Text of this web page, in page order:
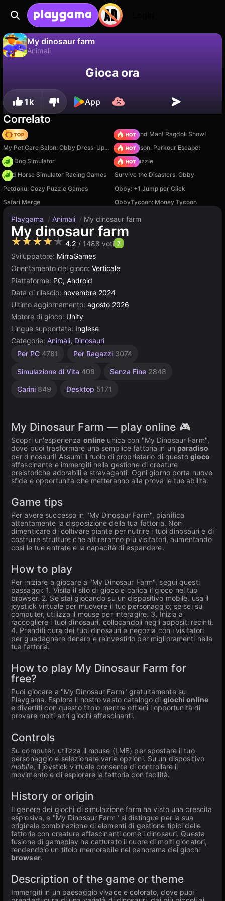
My dinosaur farm
Animali
Salva i progressi!Gioca ora
1k App
Correlato
Hedgies
Playground Man! Ragdoll Show!
My Pet Care Salon: Obby Dress-Up 3D
Barry Prison: Parkour Escape!
Pet Dog Simulator
Arrow Puzzle
Wild Horse Simulator Racing Games
Survive the Disasters: Obby
Petdoku: Cozy Puzzle Games
Obby: +1 Jump per Click
Safari Merge
ObbyTycoon: Money Tycoon
Playgama / Animali / My dinosaur farm
My dinosaur farm
★★★★★ 4.2 / 1488 voti 7
Sviluppatore: MirraGames
Orientamento del gioco: Verticale
Piattaforme: PC, Android
Data di rilascio: novembre 2024
Ultimo aggiornamento: agosto 2026
Motore di gioco: Unity
Lingue supportate: Inglese
Categorie: Animali, Dinosauri
Per PC 4781 Per Ragazzi 3074
Simulazione di Vita 408 Senza Fine 2848
Carini 849 Desktop 5171
Per 1
4146
Costruzione
Gestione
Risorse
Alta
3569
Browser
Unity
3174
My Dinosaur Farm — play online 🎮
Scopri un'esperienza online unica con "My Dinosaur Farm",
dove puoi trasformare una semplice fattoria in un paradiso
per dinosauri! Assumi il ruolo di proprietario di questo gioco
affascinante e immergiti nella gestione di creature
preistoriche adorabili e stravaganti. Ogni giorno porta nuove
sfide e opportunità che metteranno alla prova le tue abilità.
Game tips
Per avere successo in "My Dinosaur Farm", pianifica
attentamente la disposizione della tua fattoria. Non
dimenticare di coltivare piante per nutrire i tuoi dinosauri e di
costruire strutture che attireranno più visitatori, aumentando
così le tue entrate e la capacità di espandere.
How to play
Per iniziare a giocare a "My Dinosaur Farm", segui questi
passaggi: 1. Visita il sito di gioco e carica il gioco nel tuo
browser. 2. Se stai giocando su un dispositivo mobile, usa il
joystick virtuale per muovere il tuo personaggio; se sei su
computer, utilizza il mouse per interagire. 3. Inizia a
raccogliere i tuoi dinosauri, collocandoli negli appositi recinti.
4. Prenditi cura dei tuoi dinosauri e negozia con i visitatori
per guadagnare denaro e reinvestirlo per miglioramenti nella
tua fattoria.
How to play My Dinosaur Farm for
free?
Puoi giocare a "My Dinosaur Farm" gratuitamente su
Playgama. Esplora il nostro vasto catalogo di giochi online
e divertiti con questo titolo mentre ottieni l'opportunità di
provare molti altri giochi affascinanti.
Controls
Su computer, utilizza il mouse (LMB) per spostare il tuo
personaggio e selezionare varie opzioni. Su un dispositivo
mobile, il joystick virtuale consente di controllare il
movimento e di esplorare la fattoria con facilità.
History or origin
Il genere dei giochi di simulazione farm ha visto una crescita
esplosiva, e "My Dinosaur Farm" si distingue per la sua
originale combinazione di elementi di gestione tipici delle
fattorie con creature affascinanti come i dinosauri. Questa
fusione di gameplay ha catturato il cuore di molti giocatori,
rendendolo un titolo memorabile nel panorama dei giochi
browser.
Description of the game or theme
Immergiti in un paesaggio vivace e colorato, dove puoi